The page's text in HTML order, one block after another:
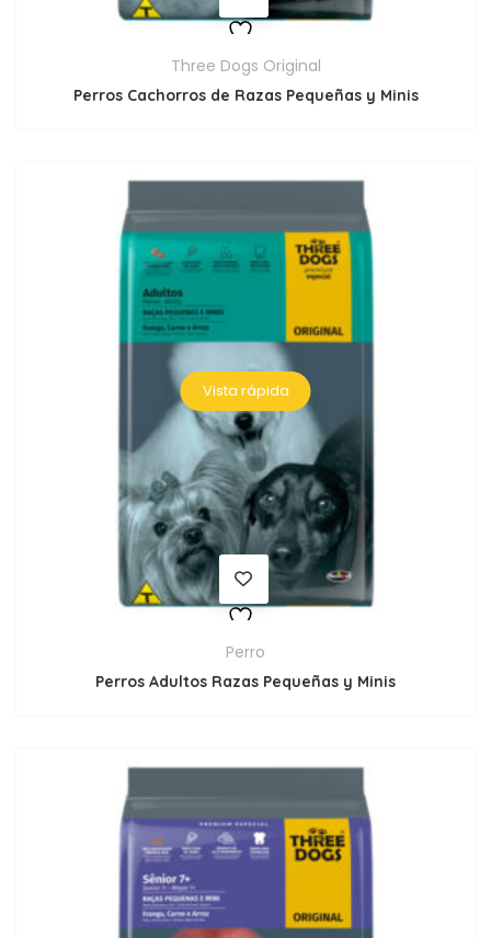
Three Dogs Original
Perros Cachorros de Razas Pequeñas y Minis
Vista rápida
Perro
Perros Adultos Razas Pequeñas y Minis